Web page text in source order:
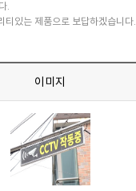
.
티있는 제품으로 보답하겠습니다.
이미지